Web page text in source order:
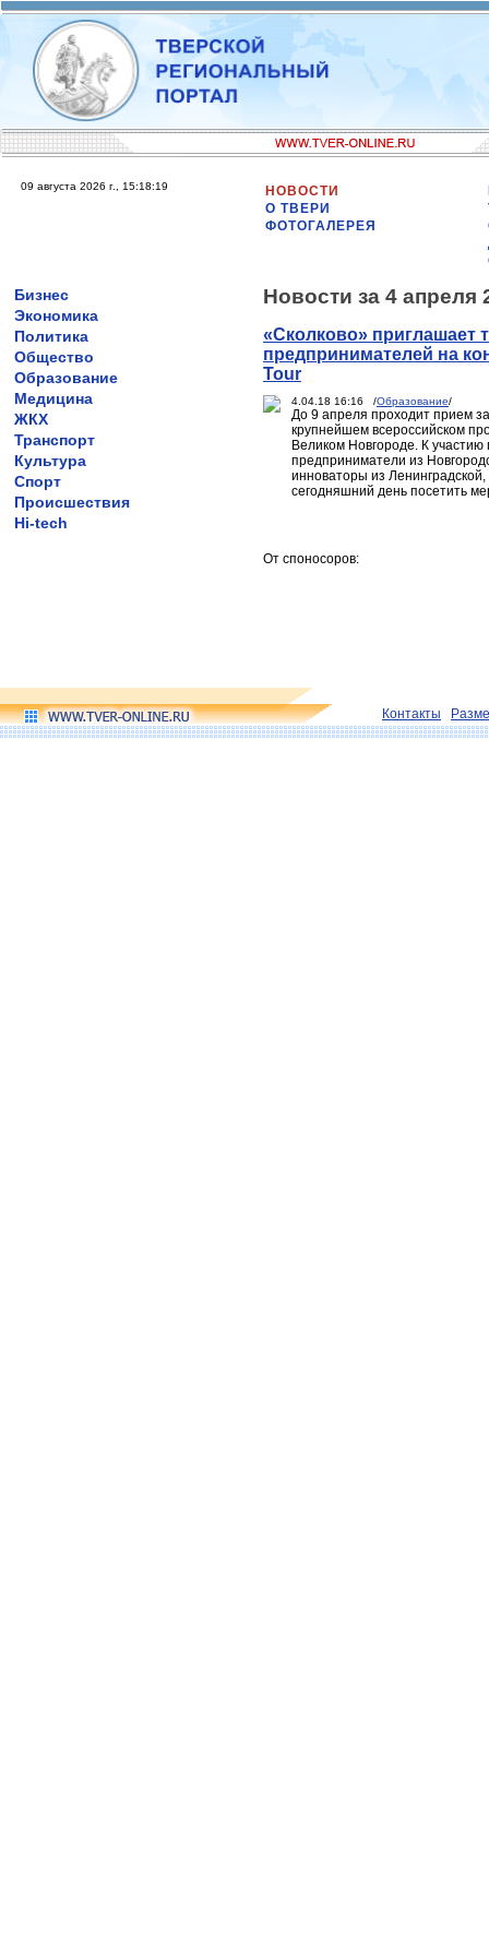
09 августа 2026 г., 15:18:19
НОВОСТИ
О ТВЕРИ
ФОТОГАЛЕРЕЯ
Бизнес
Экономика
Политика
Общество
Образование
Медицина
ЖКХ
Транспорт
Культура
Спорт
Происшествия
Hi-tech
Новости за 4 апреля
«Сколково» приглашает
предпринимателей на
Tour
4.04.18 16:16 /Образование/
До 9 апреля проходит прием
крупнейшем всероссийском
Великом Новгороде. К участию
предприниматели из
инноваторы из
сегодняшний день посетить
От споносоров:
Контакты